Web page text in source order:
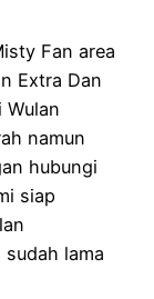
Fan area
Extra Dan
Wulan
namun
hubungi
siap
lama